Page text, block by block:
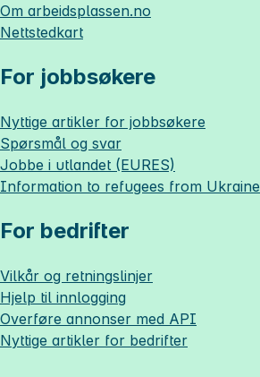
Om arbeidsplassen.no
Nettstedkart
For jobbsøkere
Nyttige artikler for jobbsøkere
Spørsmål og svar
Jobbe i utlandet (EURES)
Information to refugees from Ukraine
For bedrifter
Vilkår og retningslinjer
Hjelp til innlogging
Overføre annonser med API
Nyttige artikler for bedrifter